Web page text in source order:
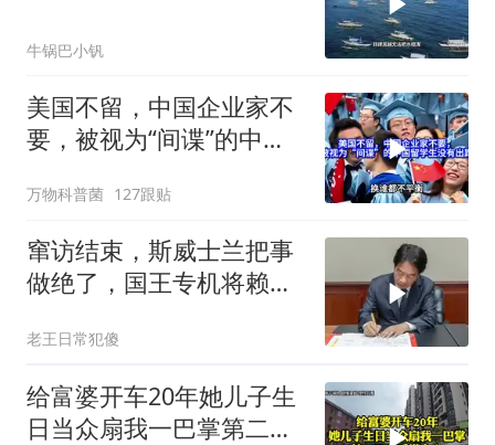
牛锅巴小钒
美国不留，中国企业家不
要，被视为“间谍”的中国
万物科普菌 127跟贴
窜访结束，斯威士兰把事
做绝了，国王专机将赖清
老王日常犯傻
给富婆开车20年她儿子生
日当众扇我一巴掌第二天